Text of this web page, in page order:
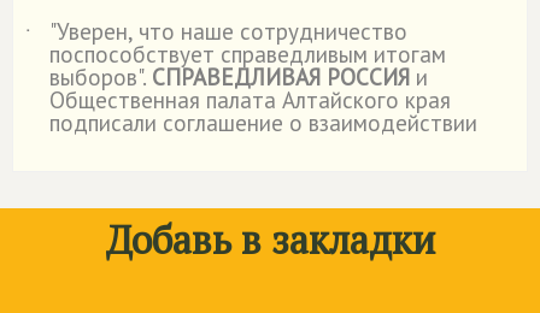
˙
"Уверен, что наше сотрудничество
поспособствует справедливым итогам
выборов". СПРАВЕДЛИВАЯ РОССИЯ и
Общественная палата Алтайского края
подписали соглашение о взаимодействии
Добавь в закладки